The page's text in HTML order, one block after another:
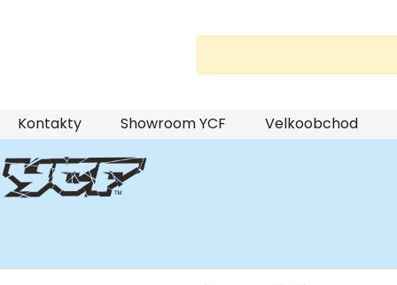
Přejít
na
obsah
Kontakty Showroom YCF Velkoobchod